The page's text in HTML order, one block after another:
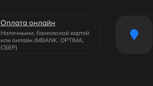
Оплата онлайн
Наличными, банковской картой
или онлайн (MBANK, OPTIMA,
СБЕР)